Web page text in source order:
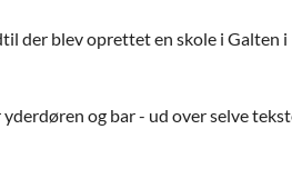
der blev oprettet en skole i Galten
og bar - ud over selve